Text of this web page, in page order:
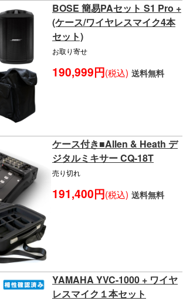
BOSE 簡易PAセット S1 Pro +
(ケース/ワイヤレスマイク4本
セット)
お取り寄せ
190,999円(税込) 送料無料
ケース付き■Allen & Heath デ
ジタルミキサー CQ-18T
売り切れ
191,400円(税込) 送料無料
YAMAHA YVC-1000 + ワイヤ
レスマイク１本セット